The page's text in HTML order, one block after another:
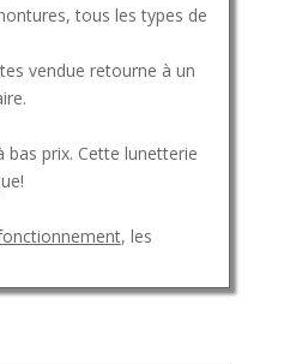
tous les types de
vendue retourne à un
bas prix. Cette lunetterie
, les